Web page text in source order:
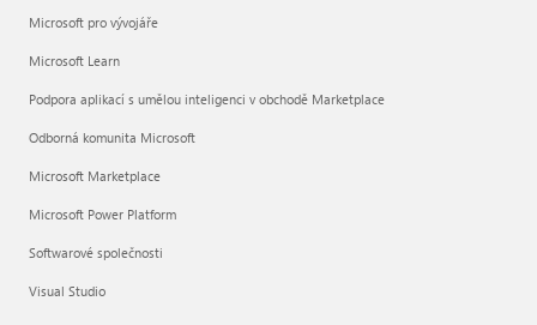
Microsoft pro vývojáře
Microsoft Learn
Podpora aplikací s umělou inteligenci v obchodě Marketplace
Odborná komunita Microsoft
Microsoft Marketplace
Microsoft Power Platform
Softwarové společnosti
Visual Studio